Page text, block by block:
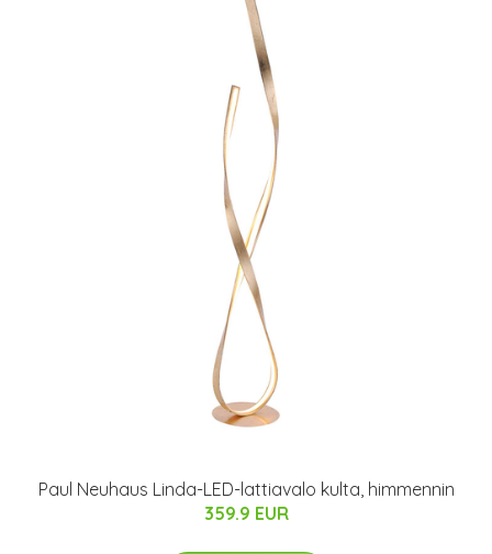
Paul Neuhaus Linda-LED-lattiavalo kulta, himmennin
359.9 EUR